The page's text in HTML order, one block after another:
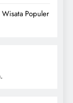
Populer